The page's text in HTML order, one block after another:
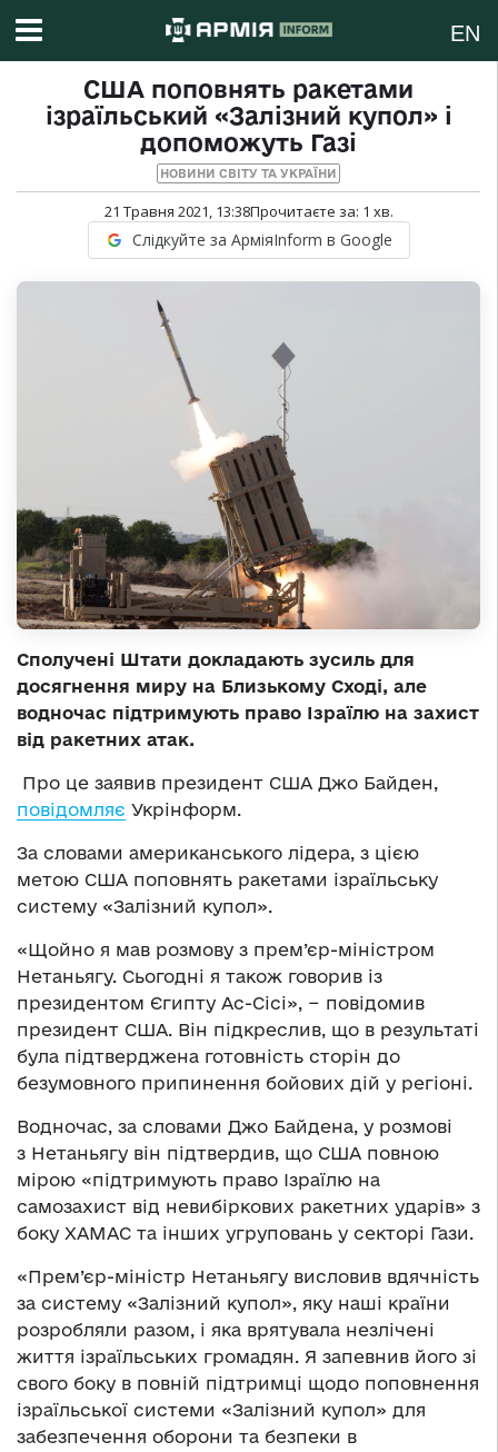
EN
США поповнять ракетами
ізраїльський «Залізний купол» і
допоможуть Газі
НОВИНИ СВІТУ ТА УКРАЇНИ
21 Травня 2021, 13:38Прочитаєте за: 1 хв.
Слідкуйте за АрміяInform в Google
Сполучені Штати докладають зусиль для
досягнення миру на Близькому Сході, але
водночас підтримують право Ізраїлю на захист
від ракетних атак.
Про це заявив президент США Джо Байден,
повідомляє Укрінформ.
За словами американського лідера, з цією
метою США поповнять ракетами ізраїльську
систему «Залізний купол».
«Щойно я мав розмову з прем’єр-міністром
Нетаньягу. Сьогодні я також говорив із
президентом Єгипту Ас-Сісі», − повідомив
президент США. Він підкреслив, що в результаті
була підтверджена готовність сторін до
безумовного припинення бойових дій у регіоні.
Водночас, за словами Джо Байдена, у розмові
з Нетаньягу він підтвердив, що США повною
мірою «підтримують право Ізраїлю на
самозахист від невибіркових ракетних ударів» з
боку ХАМАС та інших угруповань у секторі Гази.
«Прем’єр-міністр Нетаньягу висловив вдячність
за систему «Залізний купол», яку наші країни
розробляли разом, і яка врятувала незлічені
життя ізраїльських громадян. Я запевнив його зі
свого боку в повній підтримці щодо поповнення
ізраїльської системи «Залізний купол» для
забезпечення оборони та безпеки в